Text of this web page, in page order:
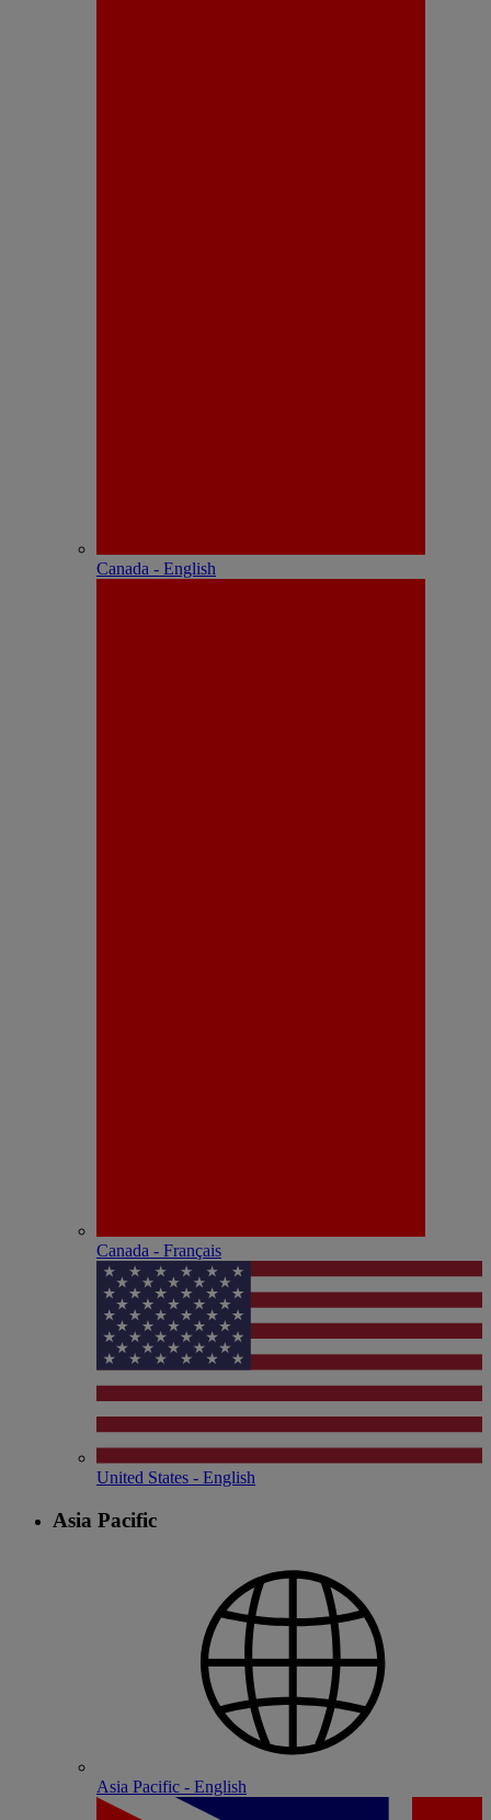
Canada - English
Canada - Français
United States - English
Asia Pacific
Asia Pacific - English